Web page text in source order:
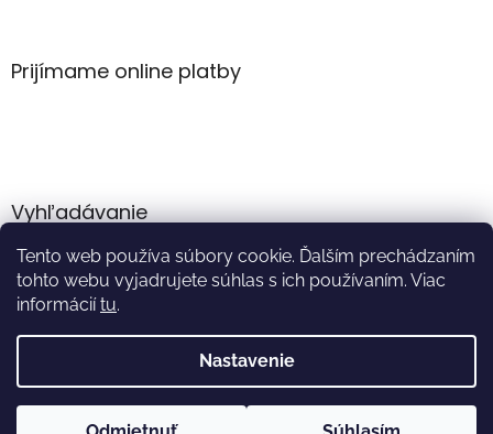
Tento web používa súbory cookie. Ďalším prechádzaním
tohto webu vyjadrujete súhlas s ich používaním. Viac
informáciítu.
Nastavenie
Prijímame online platby
Vyhľadávanie
HĽADAŤ
Vytvoril Shoptet